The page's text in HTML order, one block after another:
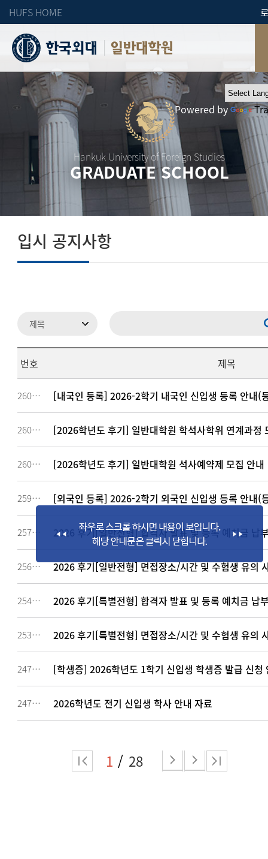
HUFS HOME
일반대학원
Hankuk University of Foreign Studies
GRADUATE SCHOOL
Powered by
입시 공지사항
번호 제목
260399 [내국인 등록] 2026-2학기 내국인 신입생 등록 안내
260167 [2026학년도 후기] 일반대학원 학석사학위 연계과정
260158 [2026학년도 후기] 일반대학원 석사예약제 모집 안내
259195 [외국인 등록] 2026-2학기 외국인 신입생 등록 안내(
257084 2026 후기[일반전형] 합격자 발표 및 등록 예치금 납
256494 2026 후기[일반전형] 면접장소/시간 및 수험생 유의
254425 2026 후기[특별전형] 합격자 발표 및 등록 예치금 납
253819 2026 후기[특별전형] 면접장소/시간 및 수험생 유의
247486 [학생증] 2026학년도 1학기 신입생 학생증 발급 신청
247479 2026학년도 전기 신입생 학사 안내 자료
1 28